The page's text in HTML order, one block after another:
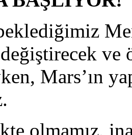
ve
Mars’ın
olmamız,